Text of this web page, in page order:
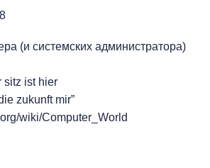
(и системских администратора)
sitz ist hier
zukunft mir”
wiki/Computer_World